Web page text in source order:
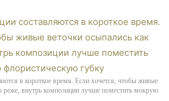
в короткое время. Если хочется, чтобы живые
реже, внутрь композиции лучше поместить мокрую